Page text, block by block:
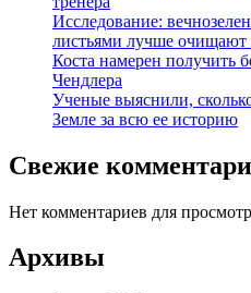
Исследование:
листьями лучше очищают
Коста намерен получить
Чендлера
Ученые выяснили,
Земле за всю ее историю
Свежие
Нет комментариев для
Архивы